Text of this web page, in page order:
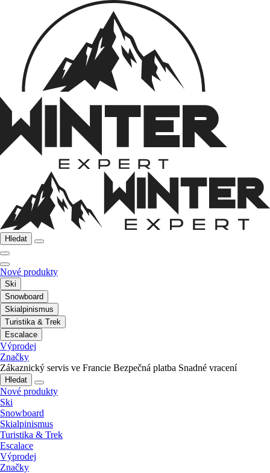
Hledat
Nové produkty
Ski
Snowboard
Skialpinismus
Turistika & Trek
Escalace
Výprodej
Značky
Zákaznický servis ve Francie Bezpečná platba Snadné vracení
Hledat
Nové produkty
Ski
Snowboard
Skialpinismus
Turistika & Trek
Escalace
Výprodej
Značky